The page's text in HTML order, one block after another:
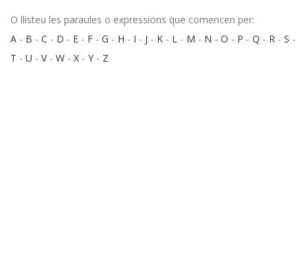
O llisteu les paraules o expressions que comencen per:
A - B - C - D - E - F - G - H - I - J - K - L - M - N - O - P - Q - R - S -
T - U - V- W - X - Y - Z